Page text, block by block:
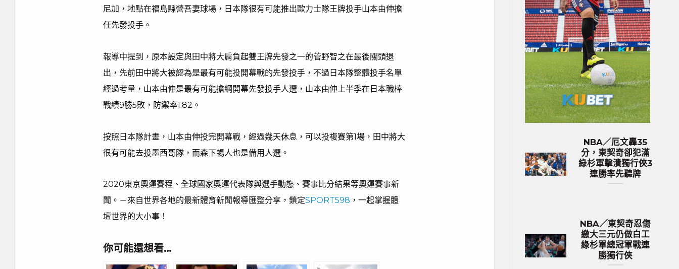
尼加，地點在福島縣營吾妻球場，日本隊很有可能推出歐力士隊王牌投手山本由伸擔
任先發投手。
報導中提到，原本設定與田中將大肩負起雙王牌先發之一的菅野智之在最後關頭退
出，先前田中將大被認為是最有可能投開幕戰的先發投手，不過日本隊整體投手名單
經過考量，山本由伸是最有可能擔綱開幕先發投手人選，山本由伸上半季在日本職棒
戰績9勝5敗，防禦率1.82。
按照日本隊計畫，山本由伸投完開幕戰，經過幾天休息，可以投複賽第1場，田中將大
很有可能去投墨西哥隊，而森下暢人也是備用人選。
2020東京奧運賽程、全球國家奧運代表隊與選手動態、賽事比分結果等奧運賽事新
聞。－來自世界各地的最新體育新聞報導匯整分享，鎖定SPORT598 ，一起掌握體
壇世界的大小事！
你可能還想看…
NBA／厄文轟35
分，東契奇卻犯滿
綠杉軍擊潰獨行俠3
連勝率先聽牌
NBA／東契奇忍傷
繳大三元仍做白工
綠杉軍總冠軍戰連
勝獨行俠